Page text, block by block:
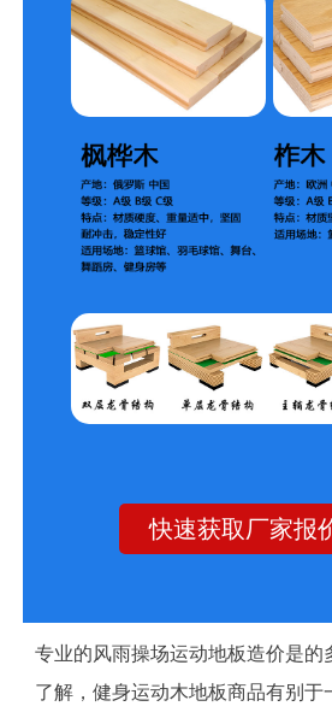
快速获取厂家报
专业的风雨操场运动地板造价是的
了解，健身运动木地板商品有别于